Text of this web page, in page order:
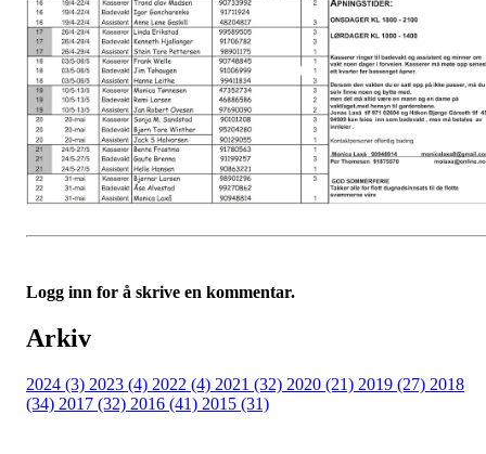
Logg inn for å skrive en kommentar.
Arkiv
2024 (3) 2023 (4) 2022 (4) 2021 (32) 2020 (21) 2019 (27) 2018
(34) 2017 (32) 2016 (41) 2015 (31)